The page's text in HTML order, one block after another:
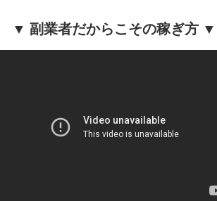
▼ 副業者だからこその稼ぎ方 ▼